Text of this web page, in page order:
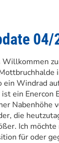
04/
ein Windrad
ein Enercon
Nabenhöhe
die
Ich
für oder